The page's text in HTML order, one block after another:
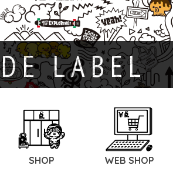
LABEL
SHOP WEB SHOP